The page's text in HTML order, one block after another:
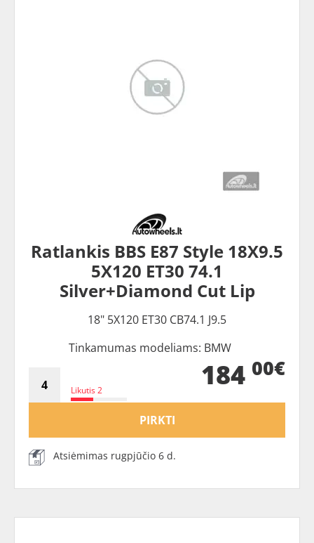
Ratlankis BBS E87 Style 18X9.5
5X120 ET30 74.1
Silver+Diamond Cut Lip
18" 5X120 ET30 CB74.1 J9.5
Tinkamumas modeliams: BMW
Likutis 2 184 00€
PIRKTI
Atsiėmimas rugpjūčio 6 d.